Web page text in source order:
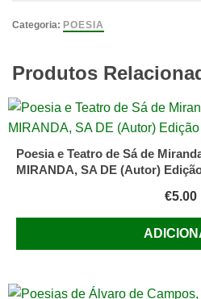
Florbela
de
bolso
Categoria: POESIA
Produtos
Poesia e Teatro de Sá de
MIRANDA, SA DE (Autor)
€5.00